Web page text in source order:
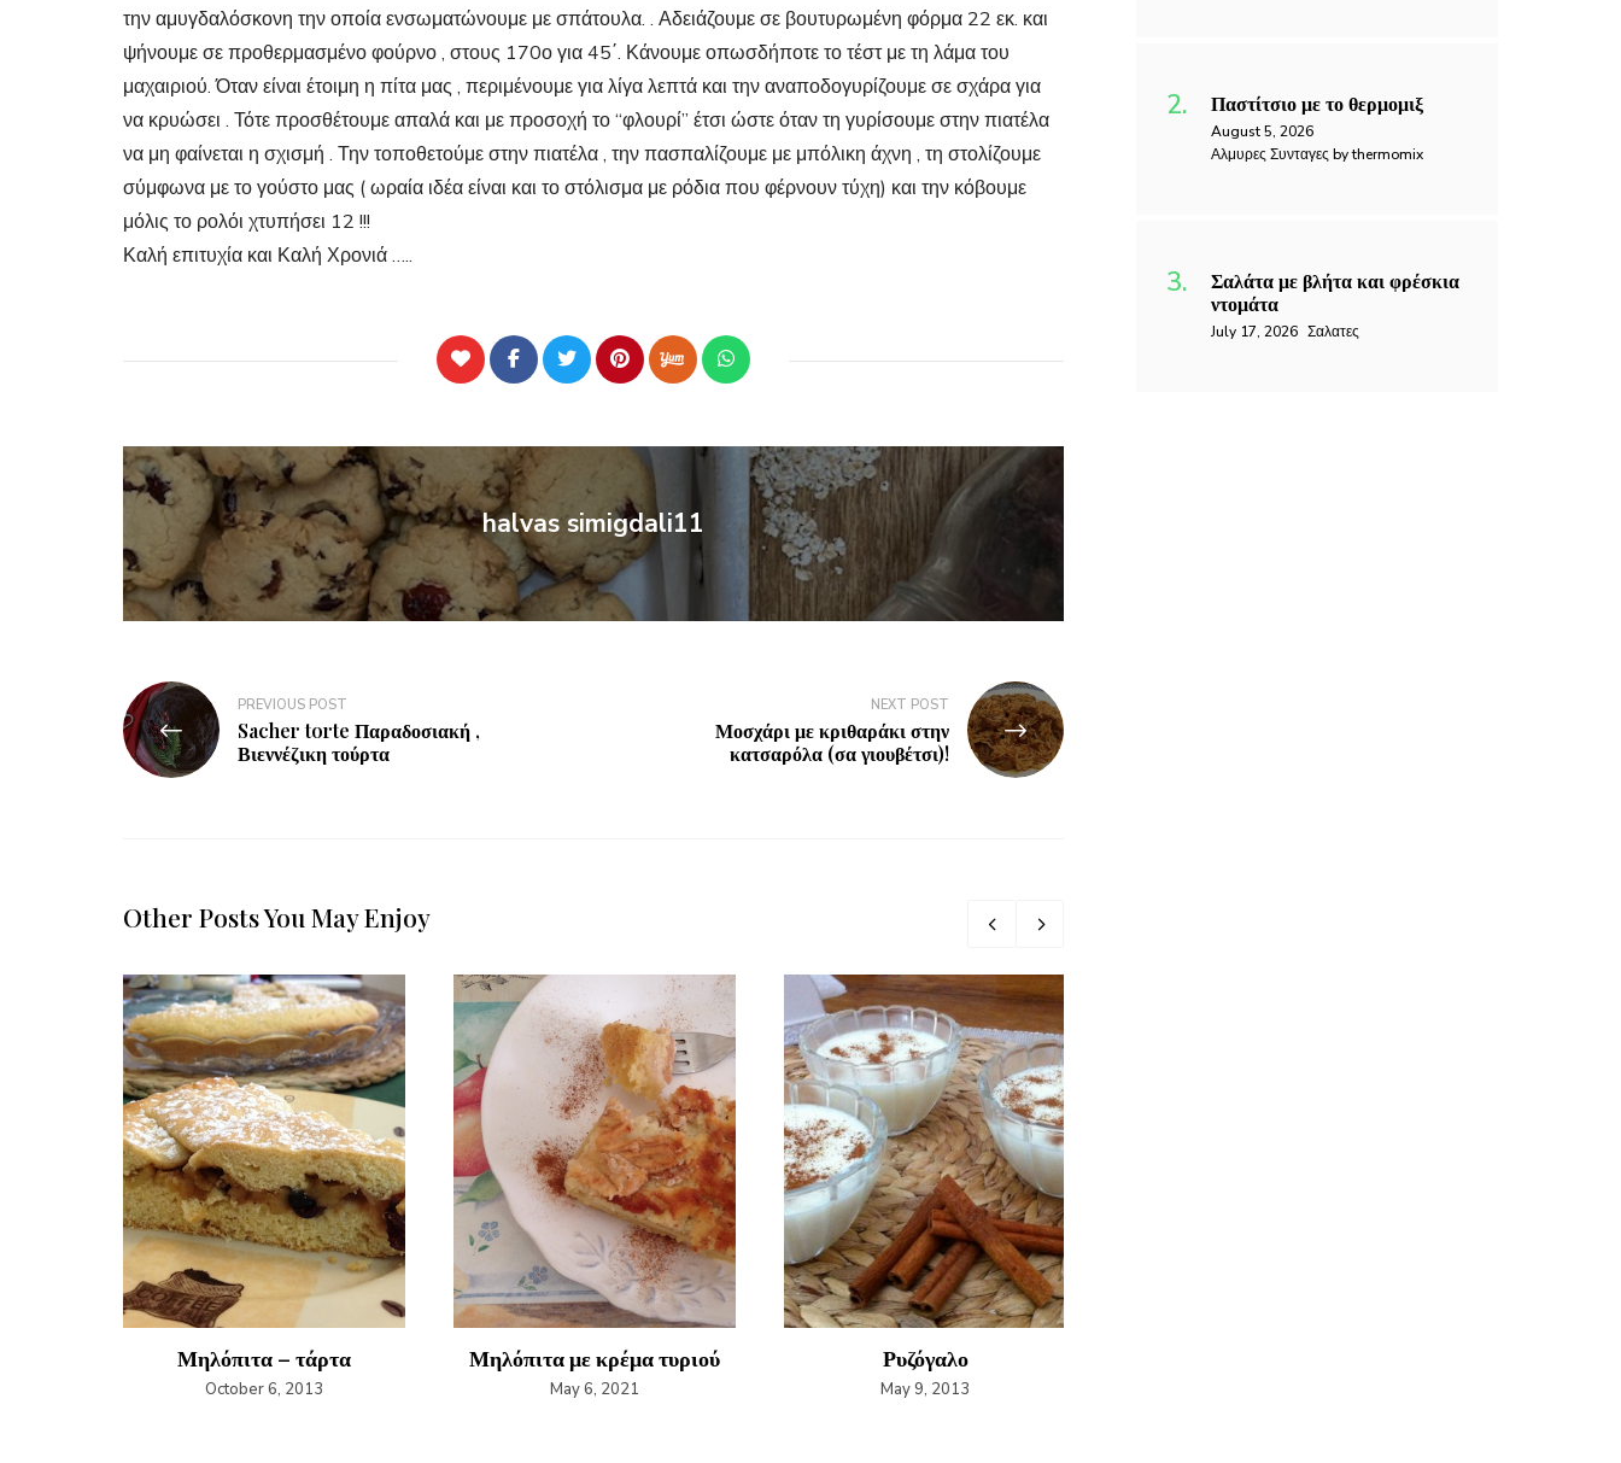
την αμυγδαλόσκονη την οποία ενσωματώνουμε με σπάτουλα. . Αδειάζουμε σε βουτυρωμένη φόρμα 22 εκ. και
ψήνουμε σε προθερμασμένο φούρνο , στους 170ο για 45΄. Κάνουμε οπωσδήποτε το τέστ με τη λάμα του
μαχαιριού. Όταν είναι έτοιμη η πίτα μας , περιμένουμε για λίγα λεπτά και την αναποδογυρίζουμε σε σχάρα για
να κρυώσει . Τότε προσθέτουμε απαλά και με προσοχή το “φλουρί” έτσι ώστε όταν τη γυρίσουμε στην πιατέλα
να μη φαίνεται η σχισμή . Την τοποθετούμε στην πιατέλα , την πασπαλίζουμε με μπόλικη άχνη , τη στολίζουμε
σύμφωνα με το γούστο μας ( ωραία ιδέα είναι και το στόλισμα με ρόδια που φέρνουν τύχη) και την κόβουμε
μόλις το ρολόι χτυπήσει 12 !!!
Καλή επιτυχία και Καλή Χρονιά …..
halvas simigdali11
PREVIOUS POST
Sacher torte Παραδοσιακή ,
Βιεννέζικη τούρτα
NEXT POST
Μοσχάρι με κριθαράκι στην
κατσαρόλα (σα γιουβέτσι)!
Other Posts You May Enjoy
Μηλόπιτα – τάρτα
October 6, 2013
Μηλόπιτα με κρέμα τυριού
May 6, 2021
Ρυζόγαλο
May 9, 2013
Παστίτσιο με το θερμομιξ
August 5, 2026
Αλμυρες Συνταγες by thermomix
Σαλάτα με βλήτα και φρέσκια
ντομάτα
July 17, 2026 Σαλατες